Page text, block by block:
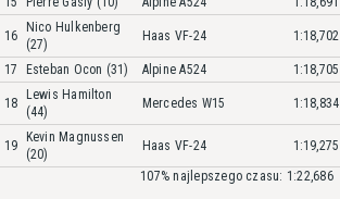
16
Nico Hulkenberg
(27)
Haas VF-24 1:18,702
17 Esteban Ocon (31) Alpine A524 1:18,705
18
Lewis Hamilton
(44)
Mercedes W15 1:18,834
19
Kevin Magnussen
(20)
Haas VF-24 1:19,275
107% najlepszego czasu: 1:22,686